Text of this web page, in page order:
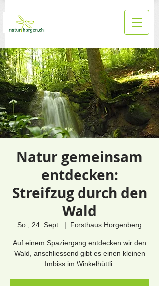
Natur gemeinsam
entdecken:
Streifzug durch den
Wald
So., 24. Sept.
  |
Forsthaus Horgenberg
Auf einem Spaziergang entdecken wir den
Wald, anschliessend gibt es einen kleinen
Imbiss im Winkelhüttli.